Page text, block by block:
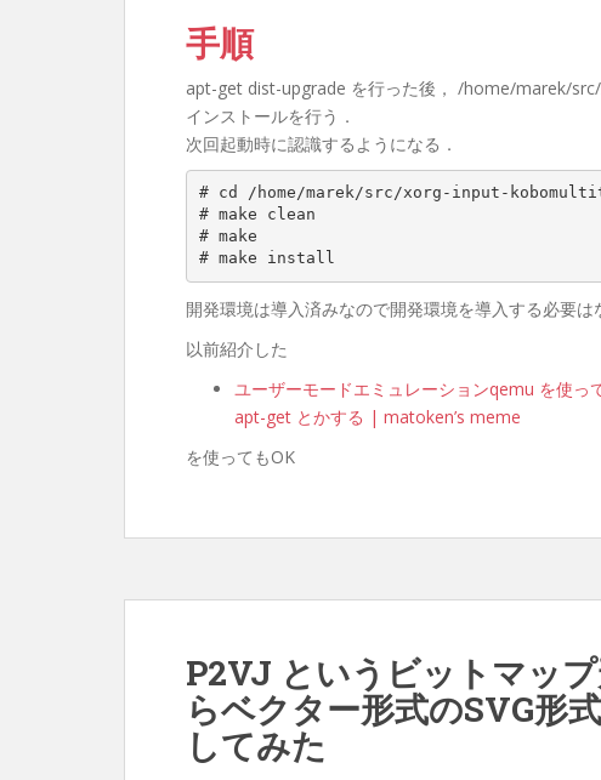
手順
apt-get dist-upgrade を行った後， /home/marek/
インストールを行う．
次回起動時に認識するようになる．
# cd /home/marek/src/xorg-input-
# make clean
# make
開発環境は導入済みなので開発環境を導入する必要は
以前紹介した
ユーザーモードエミュレーションqemu を使
apt-get とかする | matoken’s meme
を使ってもOK
P2VJ というビットマッ
らベクター形式のSVG形
してみた